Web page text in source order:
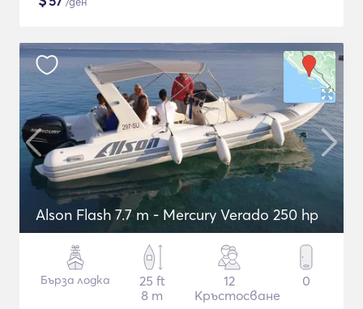
Alson Flash 7.7 m - Mercury Verado 250 hp
Бърза лодка
25 ft
8 m
12
Кръстосване
0